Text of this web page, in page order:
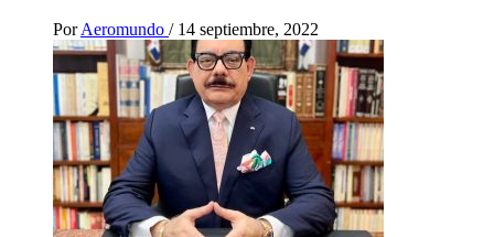
PorAeromundo / 14 septiembre, 2022